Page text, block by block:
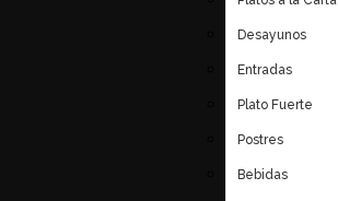
Desayunos
Entradas
Plato Fuerte
Postres
Bebidas